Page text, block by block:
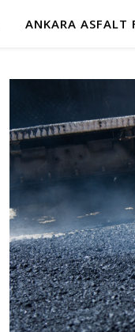
ANKARA ASFALT